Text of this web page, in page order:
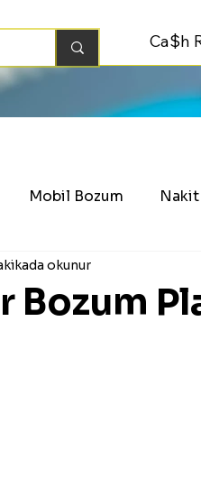
Ca$h
Mobil Bozum Nakit
Bozum
okunur